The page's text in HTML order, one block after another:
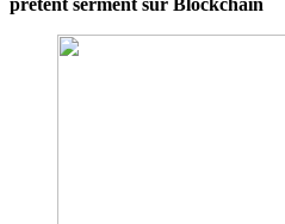
prêtent serment sur Blockchain